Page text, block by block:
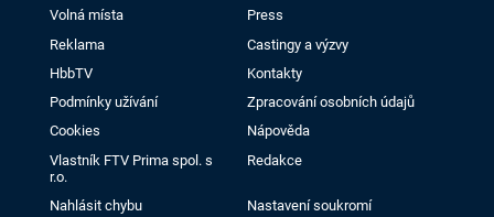
Volná místa
Press
Reklama
Castingy a výzvy
HbbTV
Kontakty
Podmínky užívání
Zpracování osobních údajů
Cookies
Nápověda
Vlastník FTV Prima spol. s
r.o.
Redakce
Nahlásit chybu Nastavení soukromí